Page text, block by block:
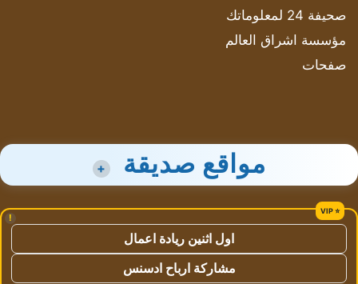
صحيفة 24 لمعلوماتك
مؤسسة اشراق العالم
صفحات
مواقع صديقة +
!
اول اثنين ريادة اعمال
مشاركة ارباح ادسنس